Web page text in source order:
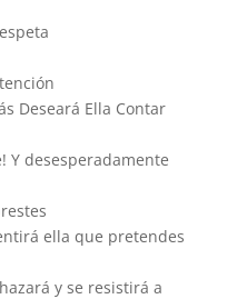
Deseará Ella Contar
Y desesperadamente
ella que pretendes
y se resistirá a